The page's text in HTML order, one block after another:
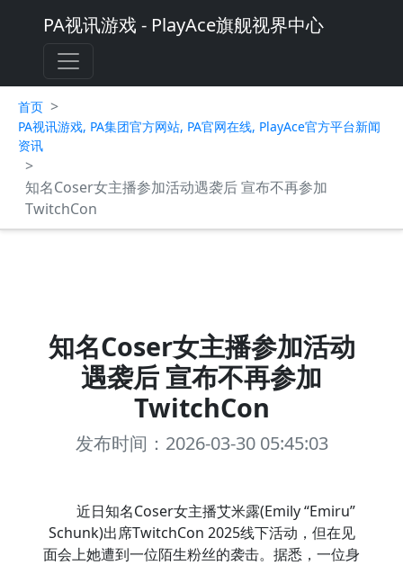
PA视讯游戏 - PlayAce旗舰视界中心
首页 >
PA视讯游戏, PA集团官方网站, PA官网在线, PlayAce官方平台新闻
资讯
>
知名Coser女主播参加活动遇袭后 宣布不再参加
TwitchCon
知名Coser女主播参加活动
遇袭后 宣布不再参加
TwitchCon
发布时间：2026-03-30 05:45:03
近日知名Coser女主播艾米露(Emily “Emiru”
Schunk)出席TwitchCon 2025线下活动，但在见
面会上她遭到一位陌生粉丝的袭击。据悉，一位身